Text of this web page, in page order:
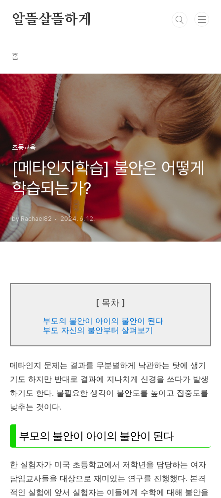
알뜰살뜰하게
홈
초등교육
[메타인지학습] 불안은 어떻게
학습되는가?
by Rachael82 2024. 6. 12.
[ 목차 ]
부모의 불안이 아이의 불안이 된다
부모 자신의 불안부터 살펴보기
메타인지 문제는 결과를 무분별하게 낙관하는 탓에 생기
기도 하지만 반대로 결과에 지나치게 신경을 쓰다가 발생
하기도 한다. 불필요한 생각이 불안도를 높이고 집중도를
낮추는 것이다.
부모의 불안이 아이의 불안이 된다
한 실험자가 미국 초등학교에서 저학년을 담당하는 여자
담임교사들을 대상으로 재미있는 연구를 진행했다. 본격
적인 실험에 앞서 실험자는 이들에게 수학에 대해 불안을